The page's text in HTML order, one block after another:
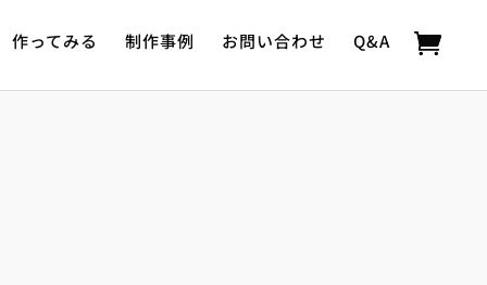
作ってみる 制作事例 お問い合わせ Q&A